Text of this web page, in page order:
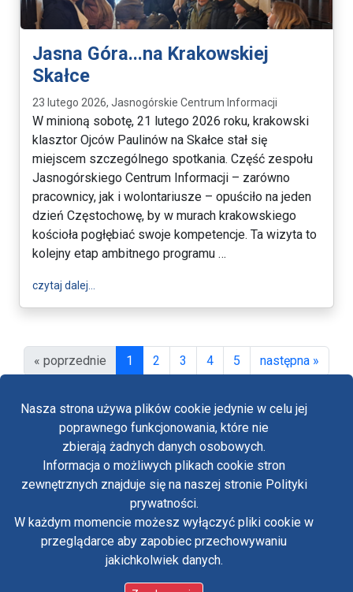
Nasza strona używa plików cookie jedynie w celu jej
poprawnego funkcjonowania, które nie
zbierają żadnych danych osobowych.
Informacja o możliwych plikach cookie stron
zewnętrznych znajduje się na naszej stronie Polityki
prywatności.
W każdym momencie możesz wyłączyć pliki cookie w
przeglądarce aby zapobiec przechowywaniu
jakichkolwiek danych.
Jasna Góra...na Krakowskiej
Skałce
23 lutego 2026, Jasnogórskie Centrum Informacji
W minioną sobotę, 21 lutego 2026 roku, krakowski
klasztor Ojców Paulinów na Skałce stał się
miejscem szczególnego spotkania. Część zespołu
Jasnogórskiego Centrum Informacji – zarówno
pracownicy, jak i wolontariusze – opuściło na jeden
dzień Częstochowę, by w murach krakowskiego
kościoła pogłębiać swoje kompetencje. Ta wizyta to
kolejny etap ambitnego programu …
czytaj dalej…
« poprzednie 1 (obecna)
2 3 4 5 następna »
Copyright © Jasnogórskie Centrum Informacji 2026
Kontakt z Jasnogórskim Centrum Informacji
Kontakt Jasna Góra
Kontakt Kustosz sanktuarium
Polityka prywatności
Oświadczenie o dostępności
Standardy ochrony małoletnich w klasztorze OO.
Paulinów na Jasnej Górze